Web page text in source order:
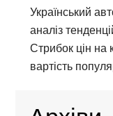
Український
аналіз
Стрибок цін на
вартість